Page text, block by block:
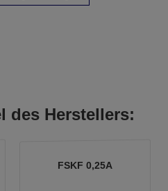
des Herstellers:
FSKF 0,25A